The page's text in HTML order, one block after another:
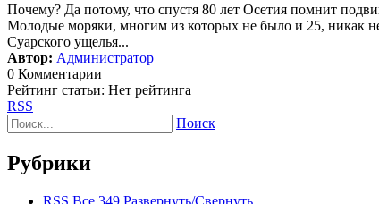
Почему? Да потому, что спустя 80 лет Осетия помнит
Молодые моряки, многим из которых не было и 25, никак
Суарского ущелья...
Автор: Администратор
0 Комментарии
Рейтинг статьи: Нет рейтинга
RSS
Поиск
Рубрики
RSS Все 349 Развернуть/Свернуть